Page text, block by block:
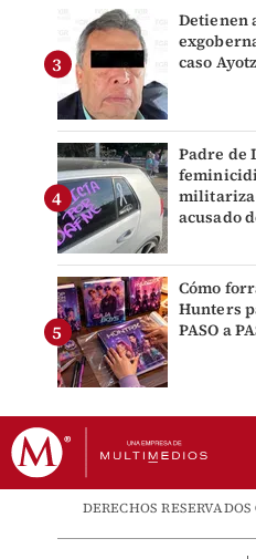
Detienen
caso
Padre de
acusado
Cómo
Hunters
PASO a
DERECHOS